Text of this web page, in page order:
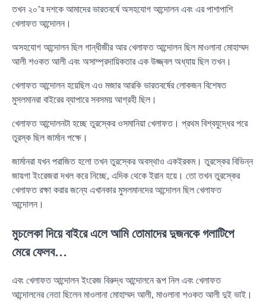
তখন ২০’র দশকে আমাদের ভারতবর্ষে অসহযোগ আন্দোলন এবং এর পাশাপাশি
খেলাফত আন্দোলন।
অসহযোগ আন্দোলন ছিল গান্ধীজীর আর খেলাফত আন্দোলন ছিল মাওলানা মোহাম্মদ
আলী শওকত আলী এবং অসাম্প্রদায়িকতার এক উজ্জ্বল অধ্যায় ছিল তখন।
খেলাফত আন্দোলন হয়েছিল এও মজার আরকি ভারতবর্ষের লোকজন বিশেষত
মুসলমানরা বাইরের ব্যাপারে সবসময় আগ্রহী ছিল।
খেলাফত আন্দোলনটা হচ্ছে তুরস্কের ওসমানিয়া খেলাফত। প্রথম বিশ্বযুদ্ধের পরে
তুরস্ক ছিল জার্মান পক্ষে।
জার্মানরা যখন পরাজিত হলো তখন তুরস্কের অবস্থাও একইরকম। তুরস্কের বিভিন্ন
জায়গা ইংরেজরা দখল করে নিচ্ছে, এদিক থেকে ইরান হয়ে। তো তখন তুরস্কের
খেলাফত রক্ষা করার জন্যে এখানকার মুসলমানদের আন্দোলন ছিল খেলাফত
আন্দোলন।
মুচলেকা দিয়ে বাইরে এলে আমি তোমাদের দুজনকে গলাটিপে
মেরে ফেলব…
এবং খেলাফত আন্দোলন ইংরেজ বিরুদ্ধ আন্দোলনে রূপ নিল এবং খেলাফত
আন্দোলনের নেতা ছিলেন মাওলানা মোহাম্মদ আলী, মাওলানা শওকত আলী দুই ভাই।